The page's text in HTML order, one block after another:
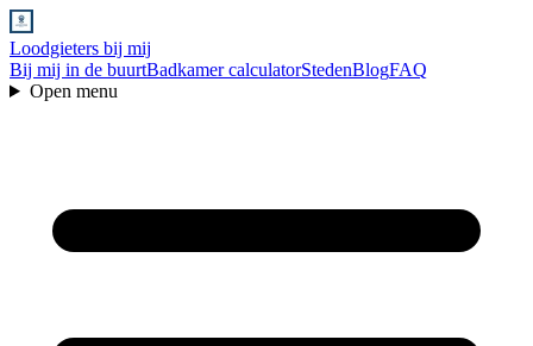
Loodgieters bij mij
Bij mij in de buurtBadkamer calculatorStedenBlogFAQ
Open menu